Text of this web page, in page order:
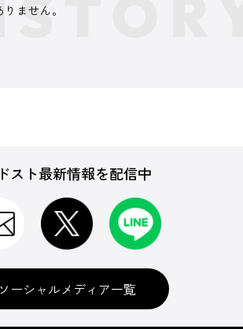
ません。
スト最新情報を配信中
ソーシャルメディア一覧